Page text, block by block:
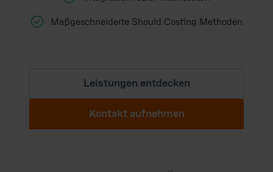
 Maßgeschneiderte Should Costing Methoden
Leistungen entdecken
Kontakt aufnehmen